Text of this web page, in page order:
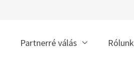
Partnerré válás Rólunk